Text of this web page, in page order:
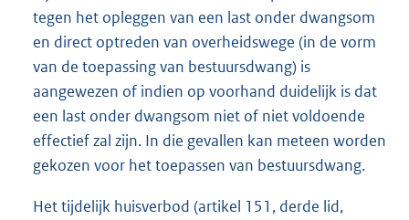
tegen het opleggen van een last onder dwangsom
en direct optreden van overheidswege (in de vorm
van de toepassing van bestuursdwang) is
aangewezen of indien op voorhand duidelijk is dat
een last onder dwangsom niet of niet voldoende
effectief zal zijn. In die gevallen kan meteen worden
gekozen voor het toepassen van bestuursdwang.
Het tijdelijk huisverbod (artikel 151, derde lid,